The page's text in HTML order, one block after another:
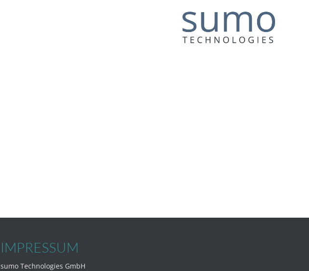
IMPRESSUM
sumo Technologies GmbH